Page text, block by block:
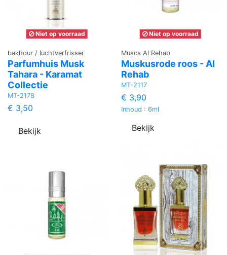
Niet op voorraad
bakhour / luchtverfrisser
Parfumhuis Musk
Tahara - Karamat
Collectie
MT-2178
€ 3,50
Bekijk
Niet op voorraad
Muscs Al Rehab
Muskusrode roos - Al
Rehab
MT-2117
€ 3,90
Inhoud : 6ml
Bekijk